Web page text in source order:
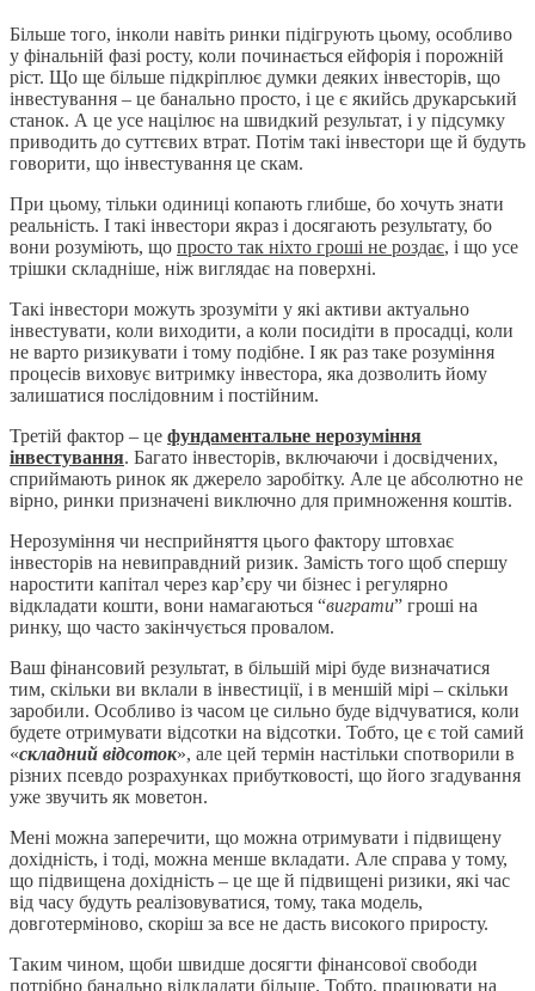
Більше того, інколи навіть ринки підігрують цьому, особливо
у фінальній фазі росту, коли починається ейфорія і порожній
ріст. Що ще більше підкріплює думки деяких інвесторів, що
інвестування – це банально просто, і це є якийсь друкарський
станок. А це усе націлює на швидкий результат, і у підсумку
приводить до суттєвих втрат. Потім такі інвестори ще й будуть
говорити, що інвестування це скам.
При цьому, тільки одиниці копають глибше, бо хочуть знати
реальність. І такі інвестори якраз і досягають результату, бо
вони розуміють, що просто так ніхто гроші не роздає, і що усе
трішки складніше, ніж виглядає на поверхні.
Такі інвестори можуть зрозуміти у які активи актуально
інвестувати, коли виходити, а коли посидіти в просадці, коли
не варто ризикувати і тому подібне. І як раз таке розуміння
процесів виховує витримку інвестора, яка дозволить йому
залишатися послідовним і постійним.
Третій фактор – це фундаментальне нерозуміння
інвестування. Багато інвесторів, включаючи і досвідчених,
сприймають ринок як джерело заробітку. Але це абсолютно не
вірно, ринки призначені виключно для примноження коштів.
Нерозуміння чи несприйняття цього фактору штовхає
інвесторів на невиправдний ризик. Замість того щоб спершу
наростити капітал через кар’єру чи бізнес і регулярно
відкладати кошти, вони намагаються “виграти” гроші на
ринку, що часто закінчується провалом.
Ваш фінансовий результат, в більшій мірі буде визначатися
тим, скільки ви вклали в інвестиції, і в меншій мірі – скільки
заробили. Особливо із часом це сильно буде відчуватися, коли
будете отримувати відсотки на відсотки. Тобто, це є той самий
«складний відсоток», але цей термін настільки спотворили в
різних псевдо розрахунках прибутковості, що його згадування
уже звучить як моветон.
Мені можна заперечити, що можна отримувати і підвищену
дохідність, і тоді, можна менше вкладати. Але справа у тому,
що підвищена дохідність – це ще й підвищені ризики, які час
від часу будуть реалізовуватися, тому, така модель,
довготерміново, скоріш за все не дасть високого приросту.
Таким чином, щоби швидше досягти фінансової свободи
потрібно банально відкладати більше. Тобто, працювати на